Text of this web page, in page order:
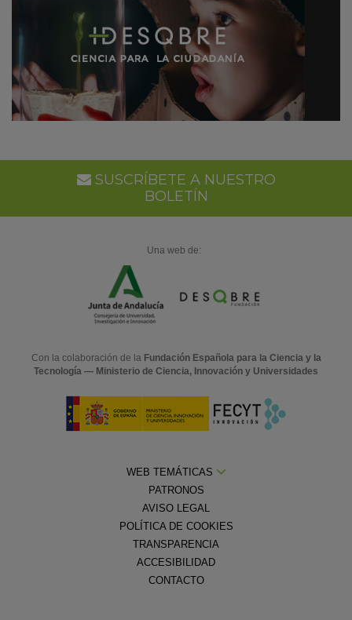
SUSCRÍBETE A NUESTRO
BOLETÍN
Una web de:
Con la colaboración de la Fundación Española para la Ciencia y la
Tecnología — Ministerio de Ciencia, Innovación y Universidades
WEB TEMÁTICAS
PATRONOS
AVISO LEGAL
POLÍTICA DE COOKIES
TRANSPARENCIA
ACCESIBILIDAD
CONTACTO